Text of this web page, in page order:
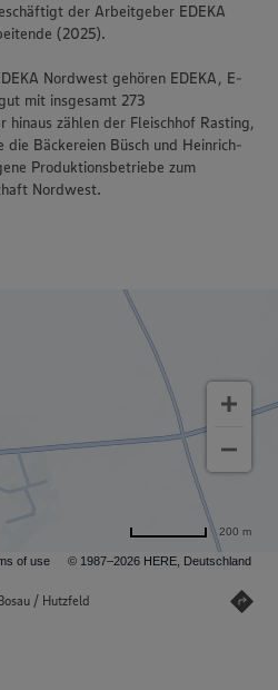
der Arbeitgeber EDEKA
(2025).
Nordwest gehören EDEKA, E-
mit insgesamt 273
hinaus zählen der Fleischhof Rasting,
die Bäckereien Büsch und Heinrich-
Produktionsbetriebe zum
Nordwest.
of use © 1987–2026 HERE, Deutschland
200 m
/ Hutzfeld